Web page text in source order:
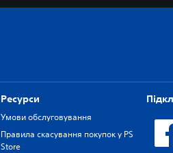
Ресурси
Умови обслуговування
Правила скасування покупок у PS
Store